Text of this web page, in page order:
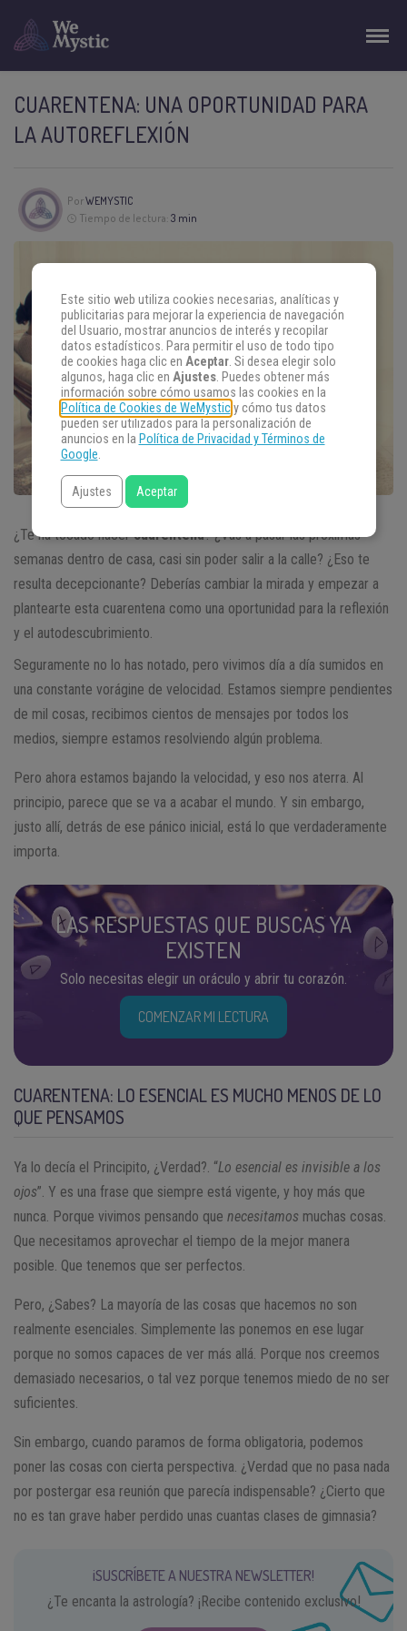
CUARENTENA: UNA OPORTUNIDAD PARA
LA AUTOREFLEXIÓN
PorWEMYSTIC
Tiempo de lectura: 3 min
¿Te ha tocado hacercuarentena? ¿Vas a pasar las próximas
semanas dentro de casa, casi sin poder salir a la calle? ¿Eso te
resulta decepcionante? Deberías cambiar la mirada y empezar a
plantearte esta cuarentena como una oportunidad para la reflexión
y el autodescubrimiento.
Seguramente no lo has notado, pero vivimos día a día sumidos en
una constante vorágine de velocidad. Estamos siempre pendientes
de mil cosas, recibimos cientos de mensajes por todos los
medios, siempre estamos resolviendo algún problema.
Pero ahora estamos bajando la velocidad, y eso nos aterra. Al
principio, parece que se va a acabar el mundo. Y sin embargo,
justo allí, detrás de ese pánico inicial, está lo que verdaderamente
importa.
LAS RESPUESTAS QUE BUSCAS YA
EXISTEN
Solo necesitas elegir un oráculo y abrir tu corazón.
COMENZAR MI LECTURA
CUARENTENA: LO ESENCIAL ES MUCHO MENOS DE LO
QUE PENSAMOS
Ya lo decía el Principito, ¿Verdad?. “Lo esencial es invisible a los
ojos”. Y es una frase que siempre está vigente, y hoy más que
nunca. Porque vivimos pensando que necesitamos muchas cosas.
Que necesitamos aprovechar el tiempo de la mejor manera
posible. Que tenemos que ser perfectos.
Pero, ¿Sabes? La mayoría de las cosas que hacemos no son
realmente esenciales. Simplemente las ponemos en ese lugar
porque no somos capaces de ver más allá. Porque nos creemos
demasiado necesarios, o tal vez porque tenemos miedo de no ser
suficientes.
Sin embargo, cuando paramos de forma obligatoria, podemos
poner las cosas con cierta perspectiva. ¿Verdad que no pasa nada
por postergar esa reunión que parecía indispensable? ¿Cierto que
no es tan grave haber perdido unas cuantas clases de gimnasia?
¡SUSCRÍBETE A NUESTRA NEWSLETTER!
¿Te encanta la astrología? ¡Recibe contenido exclusivo!
Este sitio web utiliza cookies necesarias, analíticas y
publicitarias para mejorar la experiencia de navegación
del Usuario, mostrar anuncios de interés y recopilar
datos estadísticos. Para permitir el uso de todo tipo
de cookies haga clic en Aceptar. Si desea elegir solo
algunos, haga clic en Ajustes. Puedes obtener más
información sobre cómo usamos las cookies en la
Política de Cookies de WeMysticy cómo tus datos
pueden ser utilizados para la personalización de
anuncios en la Política de Privacidad y Términos de
Google.
Ajustes Aceptar